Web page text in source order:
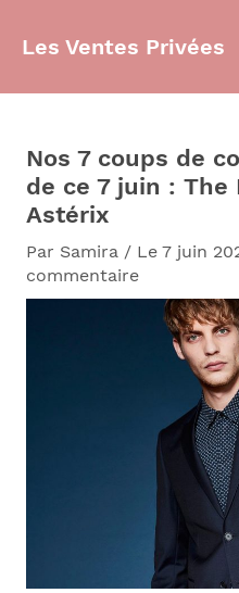
Les Ventes Privées
Nos 7 coups de
de ce 7 juin : The
Astérix
Par Samira / Le 7 juin
commentaire